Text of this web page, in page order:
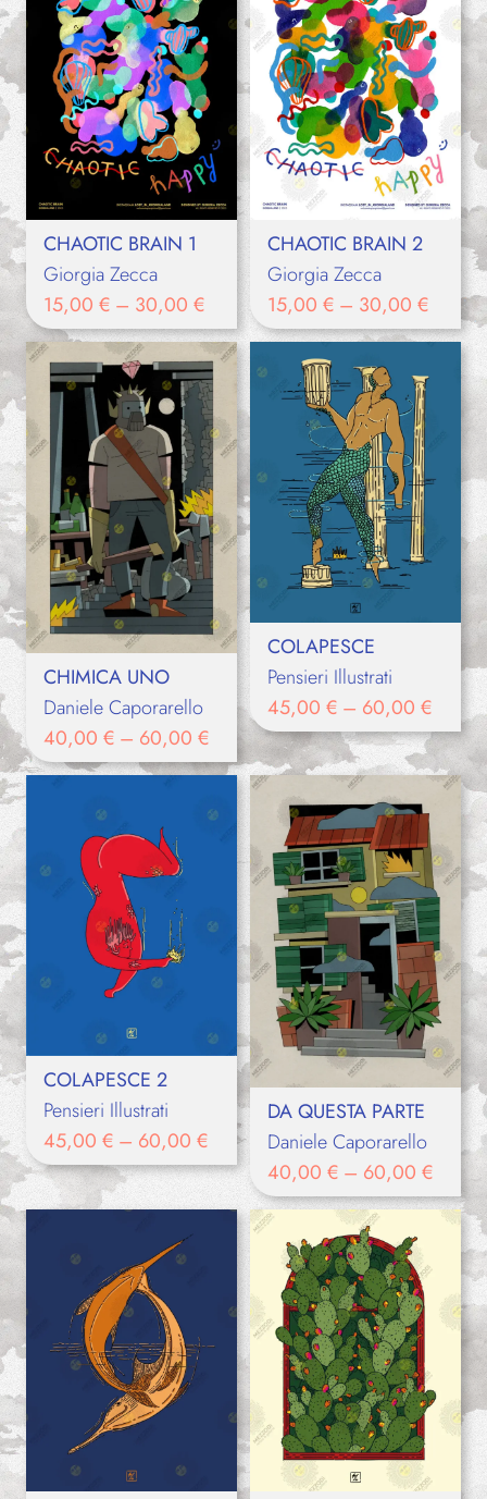
CHAOTIC BRAIN 1
Giorgia Zecca
15,00 € – 30,00 €
CHAOTIC BRAIN 2
Giorgia Zecca
15,00 € – 30,00 €
CHIMICA UNO
Daniele Caporarello
40,00 € – 60,00 €
COLAPESCE
Pensieri Illustrati
45,00 € – 60,00 €
COLAPESCE 2
Pensieri Illustrati
45,00 € – 60,00 €
DA QUESTA PARTE
Daniele Caporarello
40,00 € – 60,00 €